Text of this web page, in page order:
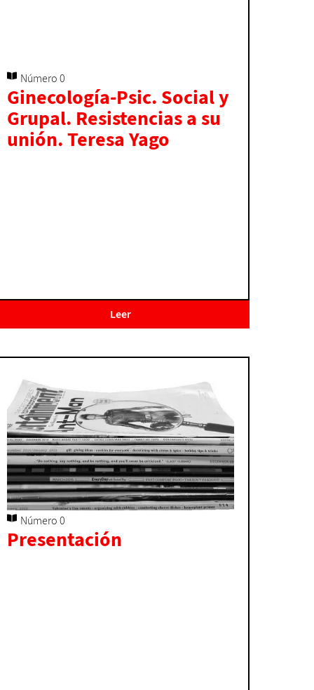
Número 0
Ginecología-Psic. Social y
Grupal. Resistencias a su
unión. Teresa Yago
Leer
Número 0
Presentación